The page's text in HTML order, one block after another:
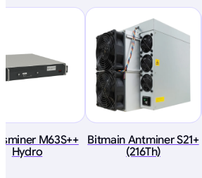
M63S++
Hydro
Bitmain Antminer S21+
(216Th)